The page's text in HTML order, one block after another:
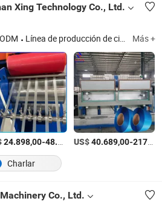
Xing Technology Co., Ltd.
Línea de producción de cintas PP/PET; enrollador de cintas manual automático con servo; máquina de cintas PP/PET; cinta PP/PET Más +
/set
24.898,00-48.500,00 /set
US$40.689,00-217.392,00
Charlar
Co., Ltd.